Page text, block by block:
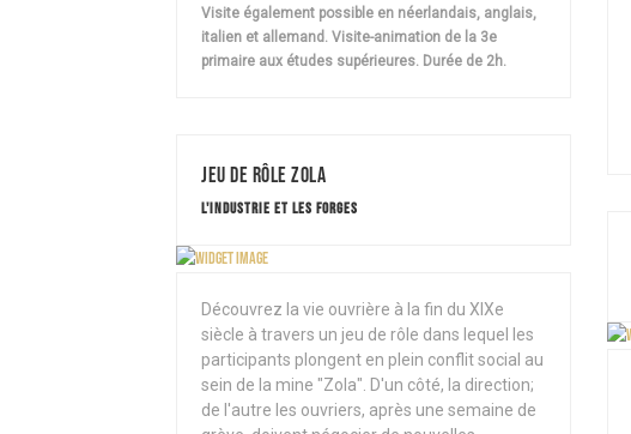
Visite également possible en néerlandais, anglais,
italien et allemand. Visite-animation de la 3e
primaire aux études supérieures. Durée de 2h.
Jeu de rôle Zola
L'INDUSTRIE ET LES FORGES
Découvrez la vie ouvrière à la fin du XIXe
siècle à travers un jeu de rôle dans lequel les
participants plongent en plein conflit social au
sein de la mine "Zola". D'un côté, la direction;
de l'autre les ouvriers, après une semaine de